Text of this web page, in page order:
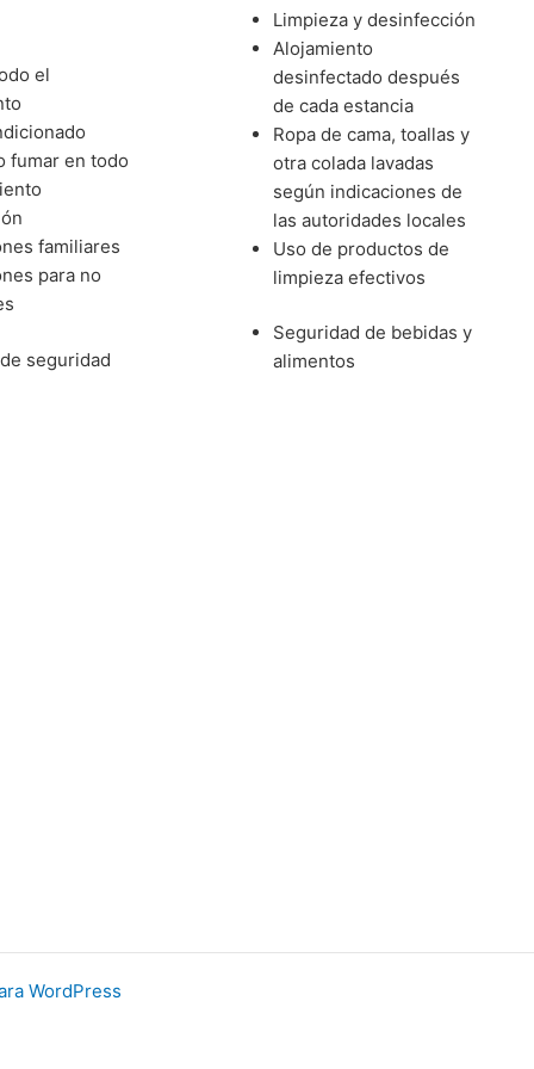
el
fumar en todo
familiares
para no
seguridad
Limpieza y desinfección
Alojamiento
desinfectado después
de cada estancia
Ropa de cama, toallas y
otra colada lavadas
según indicaciones de
las autoridades locales
Uso de productos de
limpieza efectivos
Seguridad de bebidas y
alimentos
WordPress